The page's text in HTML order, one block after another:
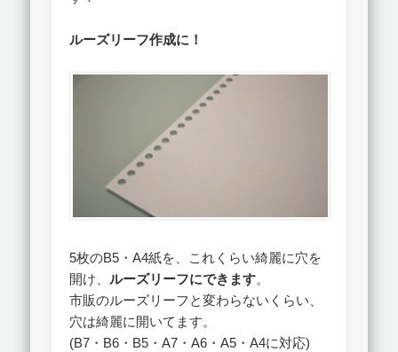
ルーズリーフ作成に！
5枚のB5・A4紙を 、これくらい綺麗に穴を
開け、 ルーズリーフにできます。
市販のルーズリーフと変わらないくらい、
穴は綺麗に開いてます。
(B7・B6・B5・A7・A6・A5・A4に対応)